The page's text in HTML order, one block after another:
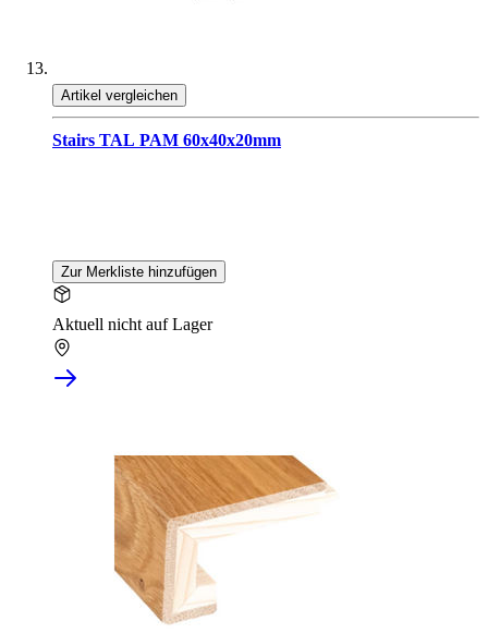
Artikel vergleichen
Stairs TAL PAM 60x40x20mm
Zur Merkliste hinzufügen
Aktuell nicht auf Lager